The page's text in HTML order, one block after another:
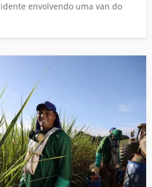
envolvendo uma van do